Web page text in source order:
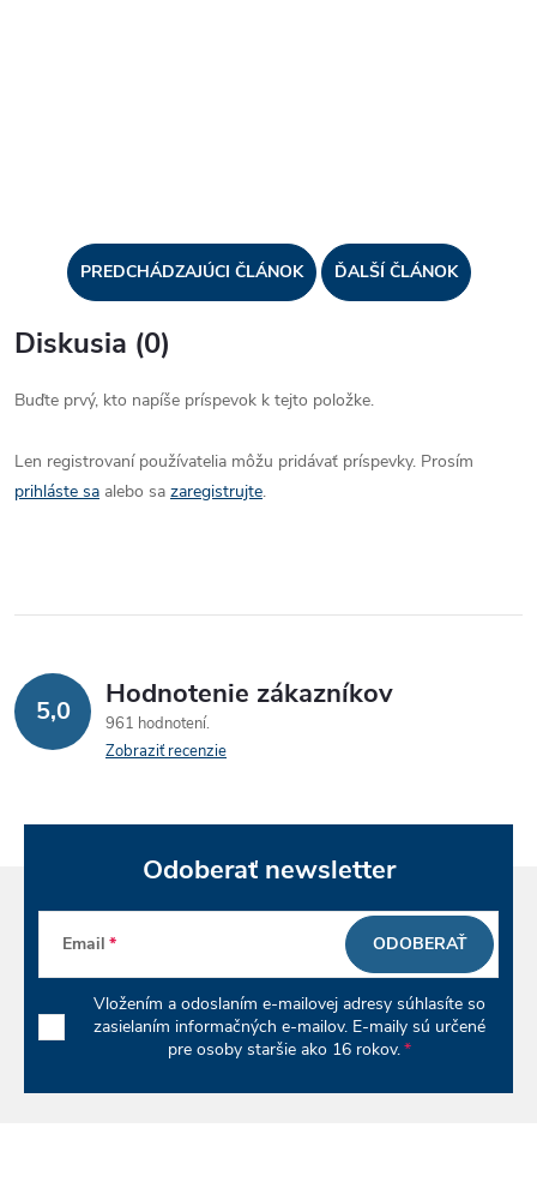
PREDCHÁDZAJÚCI ČLÁNOK ĎALŠÍ ČLÁNOK
Diskusia (0)
Buďte prvý, kto napíše príspevok k tejto položke.
Len registrovaní používatelia môžu pridávať príspevky. Prosím
prihláste sa alebo sa zaregistrujte.
5,0 Hodnotenie zákazníkov
961 hodnotení
Zobraziť recenzie
Odoberať newsletter
Email
Vložením a odoslaním e-mailovej adresy súhlasíte so
zasielaním informačných e-mailov. E-maily sú určené
pre osoby staršie ako 16 rokov.
ODOBERAŤ